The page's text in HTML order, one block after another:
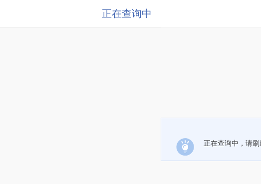
正在查询中
正在查询中，请